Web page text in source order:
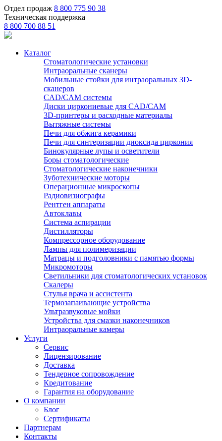
Отдел продаж 8 800 775 90 38
Техническая поддержка
8 800 700 88 51
Каталог
Стоматологические установки
Интраоральные сканеры
Мобильные стойки для интраоральных 3D-
сканеров
CAD/CAM системы
Диски циркониевые для CAD/CAM
3D-принтеры и расходные материалы
Вытяжные системы
Печи для обжига керамики
Печи для синтеризации диоксида циркония
Бинокулярные лупы и осветители
Боры стоматологические
Стоматологические наконечники
Зуботехнические моторы
Операционные микроскопы
Радиовизиографы
Рентген аппараты
Автоклавы
Система аспирации
Дистилляторы
Компрессорное оборудование
Лампы для полимеризации
Матрацы и подголовники с памятью формы
Микромоторы
Светильники для стоматологических установок
Скалеры
Стулья врача и ассистента
Термозапаивающие устройства
Ультразвуковые мойки
Устройства для смазки наконечников
Интраоральные камеры
Услуги
Сервис
Лицензирование
Доставка
Тендерное сопровождение
Кредитование
Гарантия на оборудование
О компании
Блог
Сертификаты
Партнерам
Контакты